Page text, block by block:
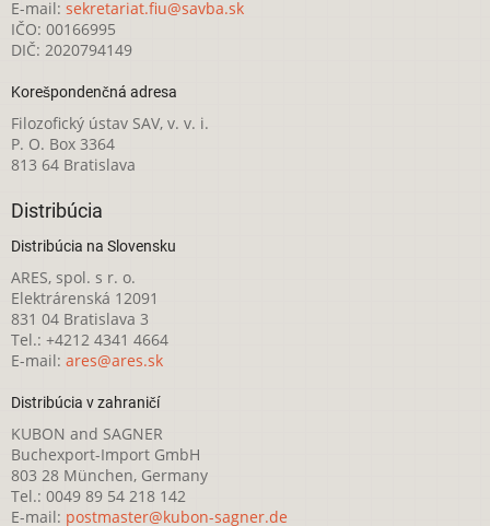
E-mail: sekretariat.fiu@savba.sk
IČO: 00166995
DIČ: 2020794149
Korešpondenčná adresa
Filozofický ústav SAV, v. v. i.
P. O. Box 3364
813 64 Bratislava
Distribúcia
Distribúcia na Slovensku
ARES, spol. s r. o.
Elektrárenská 12091
831 04 Bratislava 3
Tel.: +4212 4341 4664
E-mail: ares@ares.sk
Distribúcia v zahraničí
KUBON and SAGNER
Buchexport-Import GmbH
803 28 München, Germany
Tel.: 0049 89 54 218 142
E-mail: postmaster@kubon-sagner.de